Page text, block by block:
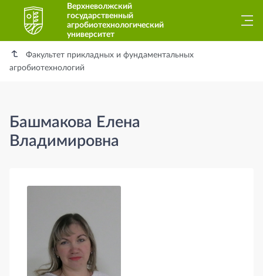
Верхневолжский
государственный
агробиотехнологический
университет
Факультет прикладных и фундаментальных
агробиотехнологий
Башмакова Елена
Владимировна